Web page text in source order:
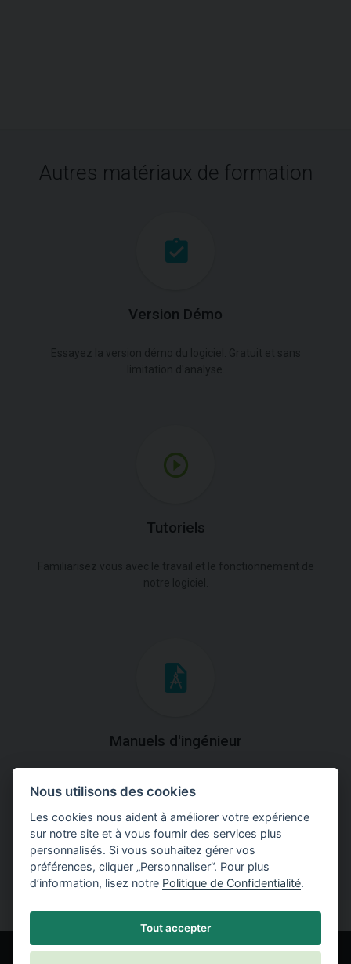
Autres matériaux de formation
Version Démo
Tutoriels
Manuels d'ingénieur
théoriques et pratiques du fonctionnement des
programmes.
Nous utilisons des cookies
Les cookies nous aident à améliorer votre expérience
sur notre site et à vous fournir des services plus
personnalisés. Si vous souhaitez gérer vos
préférences, cliquer „Personnaliser“. Pour plus
d’information, lisez notre Politique de Confidentialité.
Tout accepter